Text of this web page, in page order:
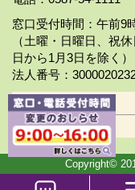
窓口受付時間：午前9
（土曜・日曜日、祝
日から1月3日を除く）
法人番号：
市役所案内
日曜市役所
Copyright©